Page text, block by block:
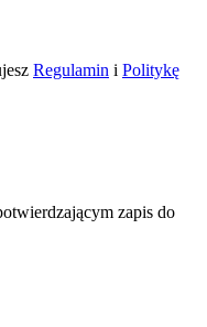
Regulamin i Politykę
zapis do